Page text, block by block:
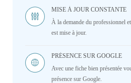
MISE À JOUR CONSTANTE
À la demande du professionnel
est mise à jour.
PRÉSENCE SUR GOOGLE
Avec une fiche bien présentée
présence sur Google.